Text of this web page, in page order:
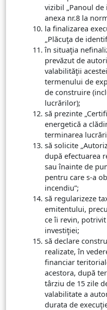
vizibil „Panoul de
anexa nr.8 la
la finalizarea
„Plăcuţa de
în situaţia
prevăzut de
valabilităţii
termenului de
de construire
lucrărilor);
să prezinte
energetică a
terminarea
să solicite
după efectuarea
sau înainte de
pentru care s-a
incendiu”;
să regularizeze
emitentului,
ce îi revin,
investiţiei;
să declare
realizate, în
financiar
acestora, după
târziu de 15 zile
valabilitate a
durata de